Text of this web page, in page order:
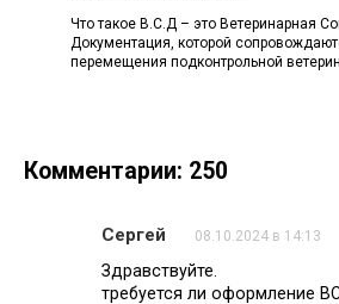
Что такое В.С.Д – это Ветеринарная
Документация, которой
перемещения подконтрольной
Комментарии: 250
Сергей 08.10.2024 в 14:13
Здравствуйте.
требуется ли оформление